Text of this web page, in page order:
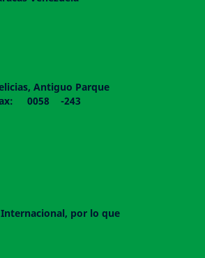
Antiguo Parque
0058 -243
Internacional, por lo que